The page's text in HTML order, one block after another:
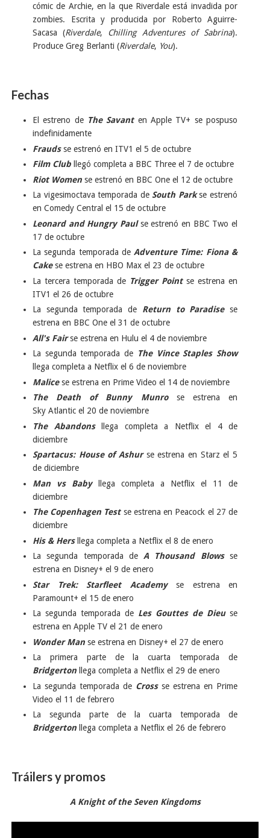
cómic de Archie, en la que Riverdale está invadida por
zombies. Escrita y producida por Roberto Aguirre-
Sacasa (Riverdale, Chilling Adventures of Sabrina).
Produce Greg Berlanti (Riverdale, You).
Fechas
El estreno de The Savanten Apple TV+ se pospuso
indefinidamente
Fraudsse estrenó en ITV1 el 5 de octubre
Film Club llegó completa a BBC Three el 7 de octubre
Riot Women se estrenó en BBC One el 12 de octubre
La vigesimoctava temporada de South Parkse estrenó
en Comedy Central el 15 de octubre
Leonard and Hungry Paulse estrenó en BBC Two el
17 de octubre
La segunda temporada deAdventure Time: Fiona &
Cakese estrena en HBO Max el 23 de octubre
La tercera temporada de Trigger Pointse estrena en
ITV1 el 26 de octubre
La segunda temporada de Return to Paradisese
estrena en BBC One el 31 de octubre
All's Fairse estrena en Hulu el 4 de noviembre
La segunda temporada de The Vince Staples Show
llega completa a Netflix el 6 de noviembre
Malicese estrena en Prime Video el 14 de noviembre
The Death of Bunny Munrose estrena en
Sky Atlantic el 20 de noviembre
The Abandonsllega completa a Netflix el 4 de
diciembre
Spartacus: House of Ashurse estrena en Starz el 5
de diciembre
Man vs Babyllega completa a Netflix el 11 de
diciembre
The Copenhagen Testse estrena en Peacock el 27 de
diciembre
His & Hersllega completa a Netflix el 8 de enero
La segunda temporada deA Thousand Blowsse
estrena en Disney+ el 9 de enero
Star Trek: Starfleet Academyse estrena en
Paramount+ el 15 de enero
La segunda temporada de Les Gouttes de Dieuse
estrena en Apple TV el 21 de enero
Wonder Man se estrena en Disney+ el 27 de enero
La primera parte de la cuarta temporada de
Bridgerton llega completa a Netflix el 29 de enero
La segunda temporada de Crossse estrena en Prime
Video el 11 de febrero
La segunda parte de la cuarta temporada de
Bridgerton llega completa a Netflix el 26 de febrero
Tráilers y promos
A Knight of the Seven Kingdoms